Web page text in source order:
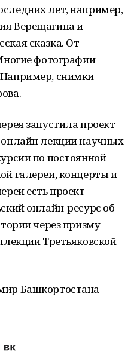
лет, например,
Верещагина и
сказка. От
фотографии
снимки
запустила проект
лекции научных
по постоянной
галереи, концерты и
есть проект
онлайн-ресурс об
через призму
Третьяковской
Башкортостана